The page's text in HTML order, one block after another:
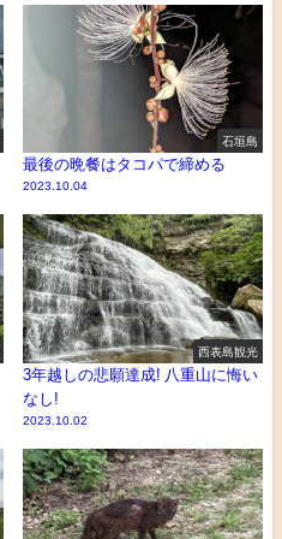
石垣島
最後の晩餐はタコパで締める
2023.10.04
西表島観光
3年越しの悲願達成! 八重山に悔い
なし!
2023.10.02